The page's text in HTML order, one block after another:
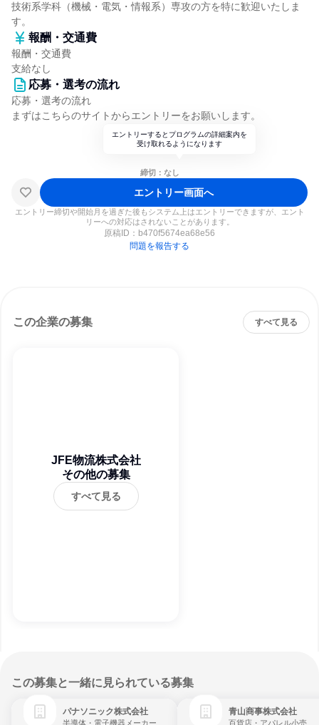
技術系学科（機械・電気・情報系）専攻の方を特に歓迎いたしま
す。
報酬・交通費
報酬・交通費
支給なし
応募・選考の流れ
応募・選考の流れ
まずはこちらのサイトからエントリーをお願いします。
エントリーするとプログラムの詳細案内を
受け取れるようになります
締切：なし
エントリー画面へ
エントリー締切や開始月を過ぎた後もシステム上はエントリーできますが、エント
リーへの対応はされないことがあります。
原稿ID： b470f5674ea68e56
問題を報告する
この企業の募集 すべて見る
JFE物流株式会社
その他の募集
すべて見る
この募集と一緒に見られている募集
パナソニック株式会社
半導体・電子機器メーカー
青山商事株式会社
百貨店・アパレル小売